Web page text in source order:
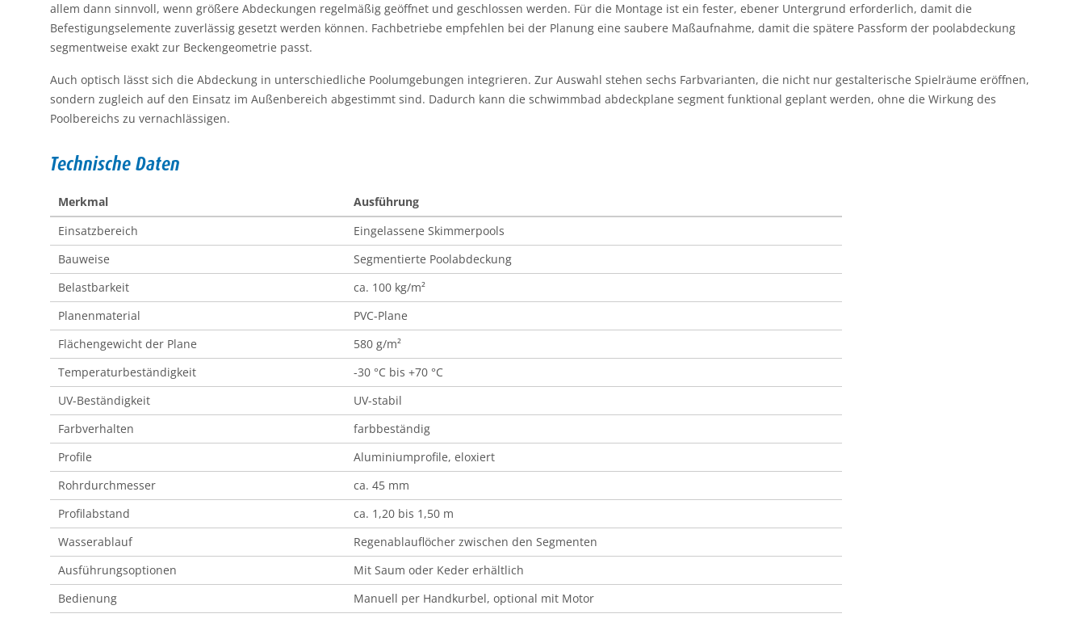
allem dann sinnvoll, wenn größere Abdeckungen regelmäßig geöffnet und geschlossen werden. Für die Montage ist ein fester, ebener Untergrund erforderlich, damit die
Befestigungselemente zuverlässig gesetzt werden können. Fachbetriebe empfehlen bei der Planung eine saubere Maßaufnahme, damit die spätere Passform der poolabdeckung
segmentweise exakt zur Beckengeometrie passt.
Auch optisch lässt sich die Abdeckung in unterschiedliche Poolumgebungen integrieren. Zur Auswahl stehen sechs Farbvarianten, die nicht nur gestalterische Spielräume eröffnen,
sondern zugleich auf den Einsatz im Außenbereich abgestimmt sind. Dadurch kann die schwimmbad abdeckplane segment funktional geplant werden, ohne die Wirkung des
Poolbereichs zu vernachlässigen.
Technische Daten
Merkmal Ausführung
Einsatzbereich
Eingelassene Skimmerpools
Bauweise
Segmentierte Poolabdeckung
Belastbarkeit
ca. 100 kg/m²
Planenmaterial
PVC-Plane
Flächengewicht der Plane
580 g/m²
Temperaturbeständigkeit
-30 °C bis +70 °C
UV-Beständigkeit
UV-stabil
Farbverhalten
farbbeständig
Profile
Aluminiumprofile, eloxiert
Rohrdurchmesser
ca. 45 mm
Profilabstand
ca. 1,20 bis 1,50 m
Wasserablauf
Regenablauflöcher zwischen den Segmenten
Ausführungsoptionen
Mit Saum oder Keder erhältlich
Bedienung
Manuell per Handkurbel, optional mit Motor